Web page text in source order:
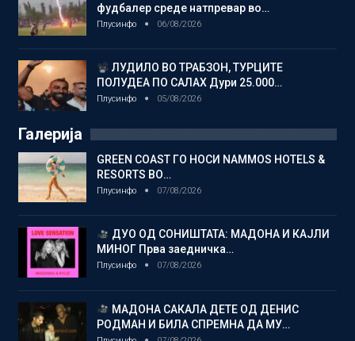
фудбалер среде натпревар во…
Плусинфо 06/08/2026
ЛУДИЛО ВО ТРАБЗОН, ТУРЦИТЕ
ПОЛУДЕА ПО САЛАХ Дури 25.000…
Плусинфо 05/08/2026
Галерија
GREEN COAST ГО НОСИ NAMMOS HOTELS &
RESORTS ВО…
Плусинфо 07/08/2026
ДУО ОД СОНИШТАТА: МАДОНА И КАЈЛИ
МИНОГ Прва заедничка…
Плусинфо 07/08/2026
МАДОНА САКАЛА ДЕТЕ ОД ДЕНИС
РОДМАН И БИЛА СПРЕМНА ДА МУ…